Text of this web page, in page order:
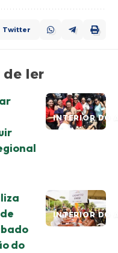
Twitter
de ler
INTERIOR DO
INTERIOR DO
do